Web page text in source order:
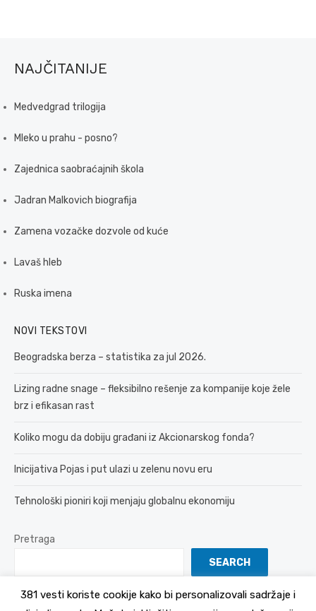
NAJČITANIJE
Medvedgrad trilogija
Mleko u prahu - posno?
Zajednica saobraćajnih škola
Jadran Malkovich biografija
Zamena vozačke dozvole od kuće
Lavaš hleb
Ruska imena
NOVI TEKSTOVI
Beogradska berza – statistika za jul 2026.
Lizing radne snage – fleksibilno rešenje za kompanije koje žele
brz i efikasan rast
Koliko mogu da dobiju građani iz Akcionarskog fonda?
Inicijativa Pojas i put ulazi u zelenu novu eru
Tehnološki pioniri koji menjaju globalnu ekonomiju
Pretraga
SEARCH
381 vesti koriste cookije kako bi personalizovali sadržaje i